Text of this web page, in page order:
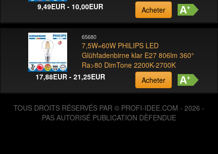
9,49EUR - 10,00EUR
Acheter
65680
7,5W=60W PHILIPS LED
Glühfadenbirne klar E27 806lm 360°
Ra>80 DimTone 2200K-2700K
17,88EUR - 21,25EUR
Acheter
TOUS DROITS RÉSERVÉS PAR © PROFI-IDEE.COM - 2026 -
PAS AUTORISÉ PUBLICATION DÈFENDUE